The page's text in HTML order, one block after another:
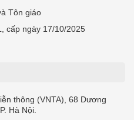
Tôn giáo
cấp ngày 17/10/2025
thông (VNTA), 68 Dương
Hà Nội.